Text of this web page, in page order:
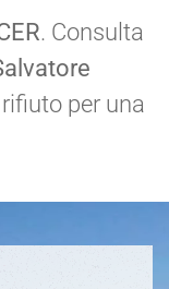
. Consulta
per una